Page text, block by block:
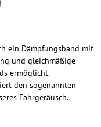
ein Dämpfungsband mit
und gleichmäßige
ermöglicht.
den sogenannten
Fahrgeräusch.